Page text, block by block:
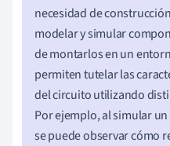
necesidad de
modelar y simular
de montarlos en un
permiten tutelar las
del circuito utilizando
Por ejemplo, al simular
se puede observar cómo